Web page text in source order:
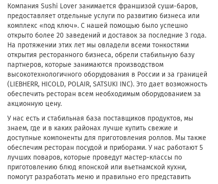
Компания Sushi Lover занимается франшизой суши-баров,
предоставляет отдельные услуги по развитию бизнеса или
комплекс «под ключ». С нашей помощью было успешно
открыто более 20 заведений и доставок за последние 3 года.
На протяжении этих лет мы овладели всеми тонкостями
открытия ресторанного бизнеса, обрели стабильную базу
партнеров, которые занимаются производством
высокотехнологичного оборудования в России и за границей
(LIEBHERR, HICOLD, POLAIR, SATSUKI INC). Это дает возможность
обеспечить ресторан всем необходимым оборудованием за
акционную цену.
У нас есть и стабильная база поставщиков продуктов, мы
знаем, где и в каких районах лучше купить свежие и
доступные компоненты для приготовления роллов. Мы также
обеспечим ресторан посудой и приборами. У нас работают 5
лучших поваров, которые проведут мастер-классы по
приготовлению блюд японской или вьетнамской кухни,
помогут разработать меню и правильно его представить